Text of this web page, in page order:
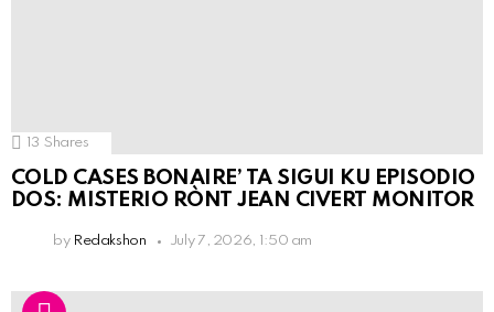
13 Shares
COLD CASES BONAIRE’ TA SIGUI KU EPISODIO
DOS: MISTERIO RÒNT JEAN CIVERT MONITOR
by Redakshon July 7, 2026, 1:50 am